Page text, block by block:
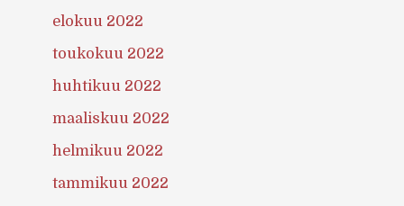
elokuu 2022
toukokuu 2022
huhtikuu 2022
maaliskuu 2022
helmikuu 2022
tammikuu 2022